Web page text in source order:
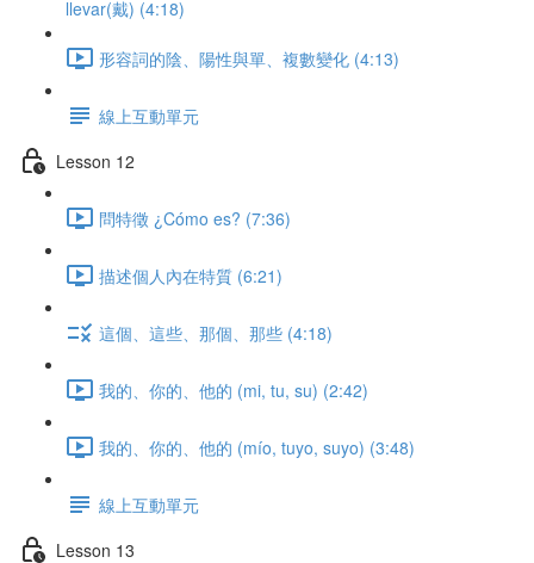
llevar(戴) (4:18)
形容詞的陰、陽性與單、複數變化 (4:13)
線上互動單元
Lesson 12
問特徵 ¿Cómo es? (7:36)
描述個人內在特質 (6:21)
這個、這些、那個、那些 (4:18)
我的、你的、他的 (mi, tu, su) (2:42)
我的、你的、他的 (mío, tuyo, suyo) (3:48)
線上互動單元
Lesson 13